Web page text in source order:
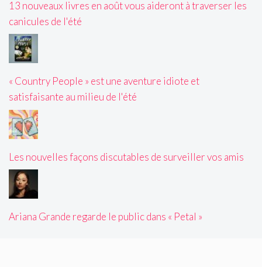
13 nouveaux livres en août vous aideront à traverser les
canicules de l'été
« Country People » est une aventure idiote et
satisfaisante au milieu de l'été
Les nouvelles façons discutables de surveiller vos amis
Ariana Grande regarde le public dans « Petal »